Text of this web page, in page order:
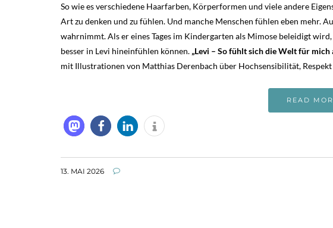
So wie es verschiedene Haarfarben, Körperformen und viele andere
Art zu denken und zu fühlen. Und manche Menschen fühlen eben mehr.
wahrnimmt. Als er eines Tages im Kindergarten als Mimose beleidigt
besser in Levi hineinfühlen können. „Levi – So fühlt sich die Welt für mich
mit Illustrationen von Matthias Derenbach über Hochsensibilität,
READ
13. MAI 2026